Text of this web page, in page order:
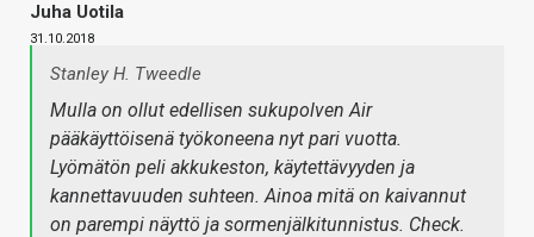
Juha Uotila
31.10.2018
Stanley H. Tweedle
Mulla on ollut edellisen sukupolven Air
pääkäyttöisenä työkoneena nyt pari vuotta.
Lyömätön peli akkukeston, käytettävyyden ja
kannettavuuden suhteen. Ainoa mitä on kaivannut
on parempi näyttö ja sormenjälkitunnistus. Check.